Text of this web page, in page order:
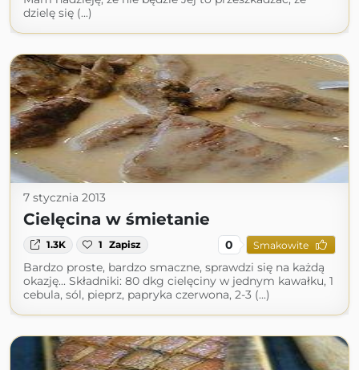
dzielę się (...)
7 stycznia 2013
Cielęcina w śmietanie
1.3K 1 Zapisz 0 Smakowite
Bardzo proste, bardzo smaczne, sprawdzi się na każdą
okazję... Składniki: 80 dkg cielęciny w jednym kawałku, 1
cebula, sól, pieprz, papryka czerwona, 2-3 (...)